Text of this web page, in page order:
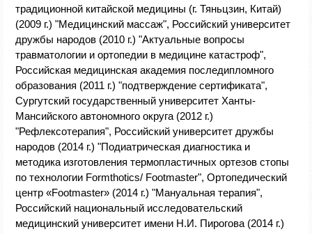
традиционной китайской медицины (г. Тяньцзин, Китай)
(2009 г.) "Медицинский массаж", Российский университет
дружбы народов (2010 г.) "Актуальные вопросы
травматологии и ортопедии в медицине катастроф",
Российская медицинская академия последипломного
образования (2011 г.) "подтверждение сертификата",
Сургутский государственный университет Ханты-
Мансийского автономного округа (2012 г.)
"Рефлексотерапия", Российский университет дружбы
народов (2014 г.) "Подиатрическая диагностика и
методика изготовления термопластичных ортезов стопы
по технологии Formthotics/ Footmaster", Ортопедический
центр «Footmaster» (2014 г.) "Мануальная терапия",
Российский национальный исследовательский
медицинский университет имени Н.И. Пирогова (2014 г.)